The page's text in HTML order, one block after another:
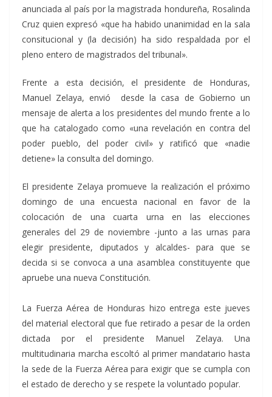
anunciada al país por la magistrada hondureña, Rosalinda
Cruz quien expresó «que ha habido unanimidad en la sala
consitucional y (la decisión) ha sido respaldada por el
pleno entero de magistrados del tribunal».
Frente a esta decisión, el presidente de Honduras,
Manuel Zelaya, envió desde la casa de Gobierno un
mensaje de alerta a los presidentes del mundo frente a lo
que ha catalogado como «una revelación en contra del
poder pueblo, del poder civil» y ratificó que «nadie
detiene» la consulta del domingo.
El presidente Zelaya promueve la realización el próximo
domingo de una encuesta nacional en favor de la
colocación de una cuarta urna en las elecciones
generales del 29 de noviembre -junto a las urnas para
elegir presidente, diputados y alcaldes- para que se
decida si se convoca a una asamblea constituyente que
apruebe una nueva Constitución.
La Fuerza Aérea de Honduras hizo entrega este jueves
del material electoral que fue retirado a pesar de la orden
dictada por el presidente Manuel Zelaya. Una
multitudinaria marcha escoltó al primer mandatario hasta
la sede de la Fuerza Aérea para exigir que se cumpla con
el estado de derecho y se respete la voluntado popular.